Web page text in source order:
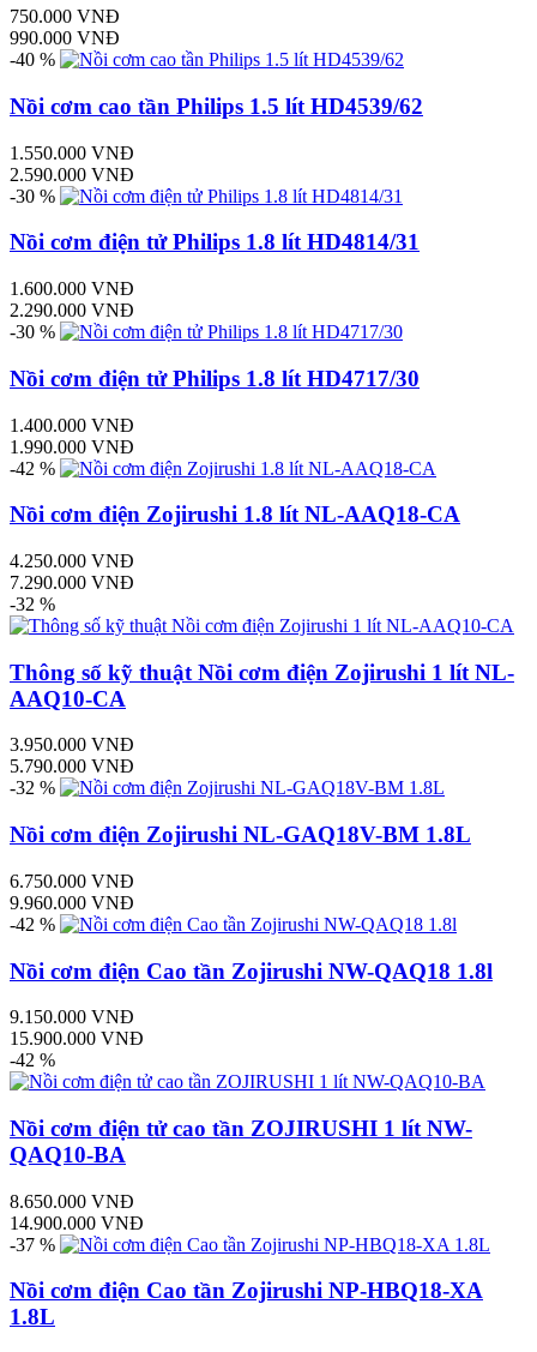
750.000 VNĐ
990.000 VNĐ
-40 %
Nồi cơm cao tần Philips 1.5 lít HD4539/62
1.550.000 VNĐ
2.590.000 VNĐ
-30 %
Nồi cơm điện tử Philips 1.8 lít HD4814/31
1.600.000 VNĐ
2.290.000 VNĐ
-30 %
Nồi cơm điện tử Philips 1.8 lít HD4717/30
1.400.000 VNĐ
1.990.000 VNĐ
-42 %
Nồi cơm điện Zojirushi 1.8 lít NL-AAQ18-CA
4.250.000 VNĐ
7.290.000 VNĐ
-32 %
Thông số kỹ thuật Nồi cơm điện Zojirushi 1 lít NL-
AAQ10-CA
3.950.000 VNĐ
5.790.000 VNĐ
-32 %
Nồi cơm điện Zojirushi NL-GAQ18V-BM 1.8L
6.750.000 VNĐ
9.960.000 VNĐ
-42 %
Nồi cơm điện Cao tần Zojirushi NW-QAQ18 1.8l
9.150.000 VNĐ
15.900.000 VNĐ
-42 %
Nồi cơm điện tử cao tần ZOJIRUSHI 1 lít NW-
QAQ10-BA
8.650.000 VNĐ
14.900.000 VNĐ
-37 %
Nồi cơm điện Cao tần Zojirushi NP-HBQ18-XA
1.8L